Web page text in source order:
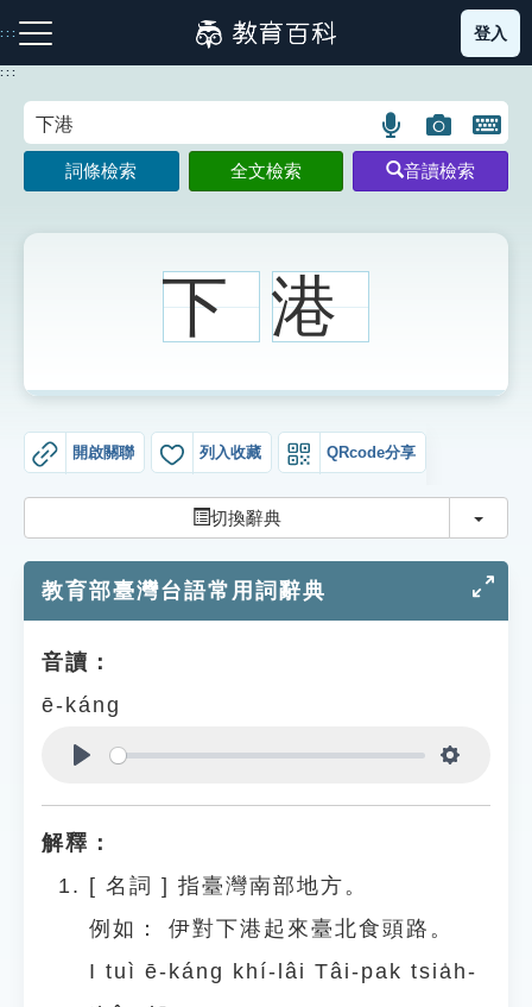
到
主
:::
注音索引圖示 筆畫索引圖示 部首索引表圖示
生字詞彙表
知識索引
遊戲專區
貓頭鷹博士
登入
:::
語
言
搜
圖
片
搜
開
鍵
圖
詞條檢索 全文檢索 音讀檢索
下 港
開啟關聯 列入收藏 QRcode分享
切換辭典 切換
教育部臺灣台語常用詞辭典
音讀：
ē-káng
解釋：
[ 名詞 ] 指臺灣南部地方。
例如：
伊對下港起來臺北食頭路。
I tuì ē-káng khí-lâi Tâi-pak tsia̍h-